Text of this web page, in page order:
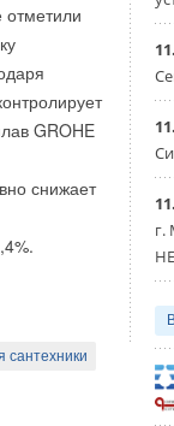
GROHE
снижает
сантехники
г.
отключены